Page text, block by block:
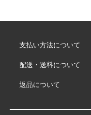
支払い方法について
配送・送料について
返品について